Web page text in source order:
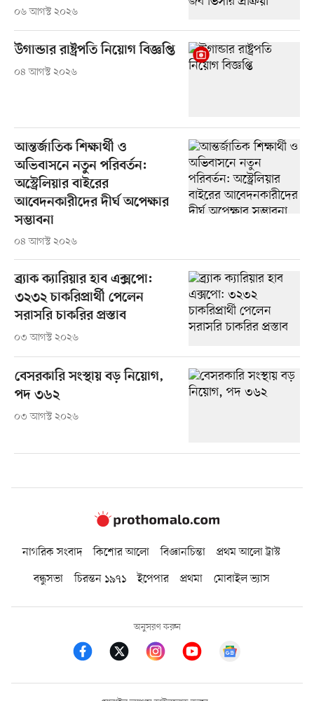
০৬ আগস্ট ২০২৬
উগান্ডার রাষ্ট্রপতি নিয়োগ বিজ্ঞপ্তি
০৪ আগস্ট ২০২৬
আন্তর্জাতিক শিক্ষার্থী ও
অভিবাসনে নতুন পরিবর্তন:
অস্ট্রেলিয়ার বাইরের
আবেদনকারীদের দীর্ঘ অপেক্ষার
সম্ভাবনা
০৪ আগস্ট ২০২৬
ব্র্যাক ক্যারিয়ার হাব এক্সপো:
৩২৩২ চাকরিপ্রার্থী পেলেন
সরাসরি চাকরির প্রস্তাব
০৩ আগস্ট ২০২৬
বেসরকারি সংস্থায় বড় নিয়োগ,
পদ ৩৬২
০৩ আগস্ট ২০২৬
নাগরিক সংবাদ কিশোর আলো বিজ্ঞানচিন্তা
প্রথম আলো ট্রাস্ট
বন্ধুসভা
চিরন্তন ১৯৭১ ইপেপার প্রথমা মোবাইল ভ্যাস
অনুসরণ করুন